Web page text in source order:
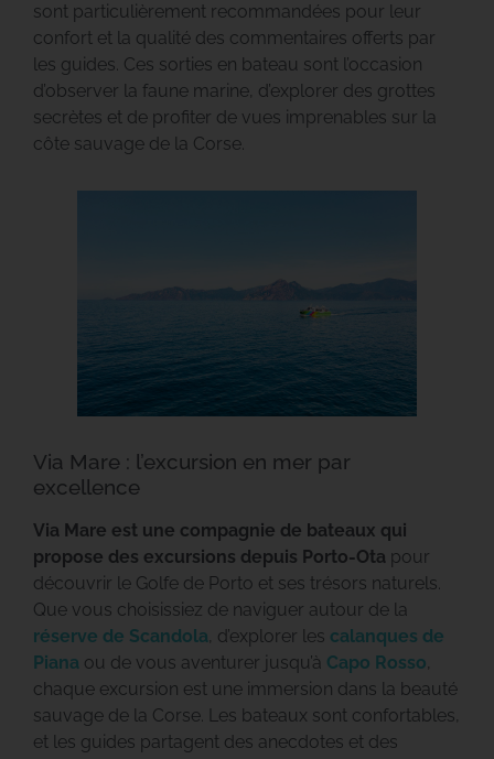
sont particulièrement recommandées pour leur
confort et la qualité des commentaires offerts par
les guides. Ces sorties en bateau sont l’occasion
d’observer la faune marine, d’explorer des grottes
secrètes et de profiter de vues imprenables sur la
côte sauvage de la Corse.
Via Mare : l’excursion en mer par
excellence
Via Mare est une compagnie de bateaux qui
propose des excursions depuis Porto-Ota pour
découvrir le Golfe de Porto et ses trésors naturels.
Que vous choisissiez de naviguer autour de la
réserve de Scandola, d’explorer les calanques de
Piana ou de vous aventurer jusqu’à Capo Rosso,
chaque excursion est une immersion dans la beauté
sauvage de la Corse. Les bateaux sont confortables,
et les guides partagent des anecdotes et des